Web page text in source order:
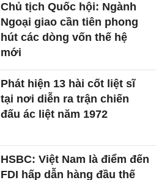
Chủ tịch Quốc hội: Ngành
Ngoại giao cần tiên phong
hút các dòng vốn thế hệ
mới
Phát hiện 13 hài cốt liệt sĩ
tại nơi diễn ra trận chiến
đấu ác liệt năm 1972
HSBC: Việt Nam là điểm đến
FDI hấp dẫn hàng đầu thế